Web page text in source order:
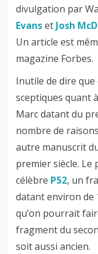
divulgation par
EvansetJosh
Un article est
magazine Forbes.
Inutile de dire
sceptiques quant
Marc datant du
nombre de
autre manuscrit
premier siècle.
célèbre P52, un
datant environ de
qu’on pourrait
fragment du
soit aussi ancien.